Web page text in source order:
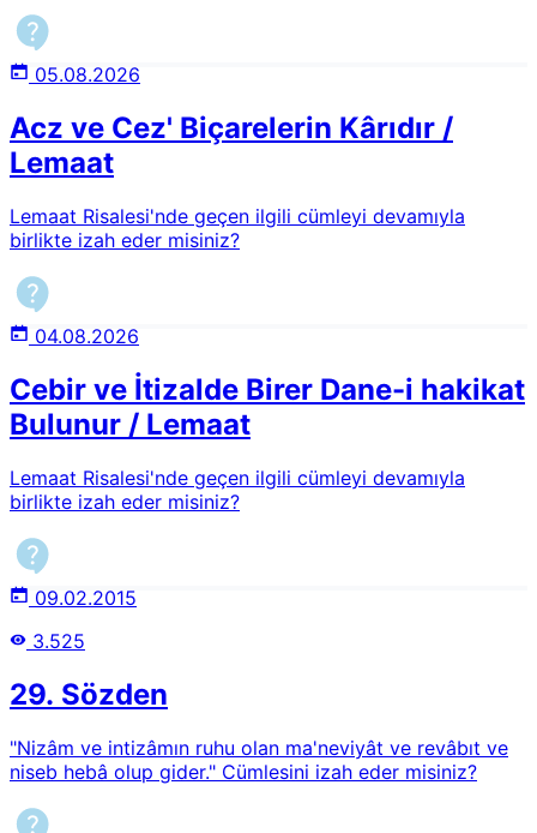
yırtıcı hayvanların başka hayvanları yemesi haram mıdır?
05.08.2026
Acz ve Cez' Biçarelerin Kârıdır /
Lemaat
Lemaat Risalesi'nde geçen ilgili cümleyi devamıyla
birlikte izah eder misiniz?
04.08.2026
Cebir ve İtizalde Birer Dane-i hakikat
Bulunur / Lemaat
Lemaat Risalesi'nde geçen ilgili cümleyi devamıyla
birlikte izah eder misiniz?
09.02.2015
3.525
29. Sözden
"Nizâm ve intizâmın ruhu olan ma'neviyât ve revâbıt ve
niseb hebâ olup gider." Cümlesini izah eder misiniz?